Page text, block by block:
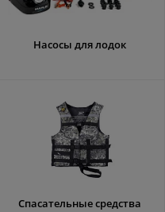
Насосы для лодок
Спасательные средства